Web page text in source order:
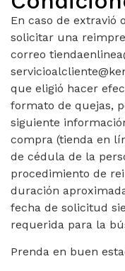
En caso de extravió
solicitar una
correo
que eligió hacer
formato de quejas,
siguiente
compra (tienda en
de cédula de la
procedimiento de
duración
fecha de solicitud
requerida para la
Prenda en buen